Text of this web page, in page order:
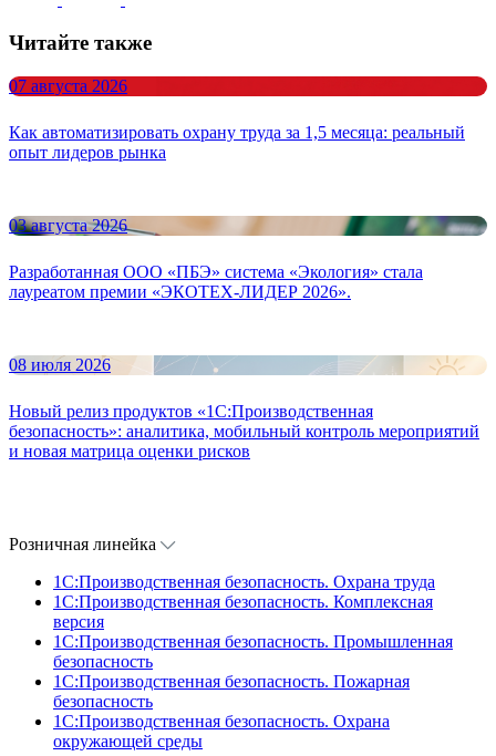
Читайте также
07 августа 2026
Как автоматизировать охрану труда за 1,5 месяца: реальный
опыт лидеров рынка
03 августа 2026
Разработанная ООО «ПБЭ» система «Экология» стала
лауреатом премии «ЭКОТЕХ-ЛИДЕР 2026».
08 июля 2026
Новый релиз продуктов «1С:Производственная
безопасность»: аналитика, мобильный контроль мероприятий
и новая матрица оценки рисков
Розничная линейка
1C:Производственная безопасность. Охрана труда
1C:Производственная безопасность. Комплексная
версия
1C:Производственная безопасность. Промышленная
безопасность
1C:Производственная безопасность. Пожарная
безопасность
1C:Производственная безопасность. Охрана
окружающей среды